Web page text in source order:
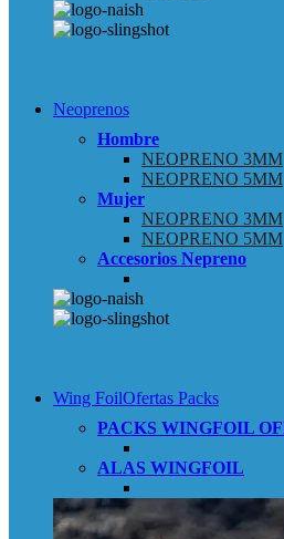
Neoprenos
Hombre
NEOPRENO 3MM
NEOPRENO 5MM
Mujer
NEOPRENO 3MM
NEOPRENO 5MM
Accesorios Nepreno
Wing FoilOfertas Packs
PACKS WINGFOIL
ALAS WINGFOIL